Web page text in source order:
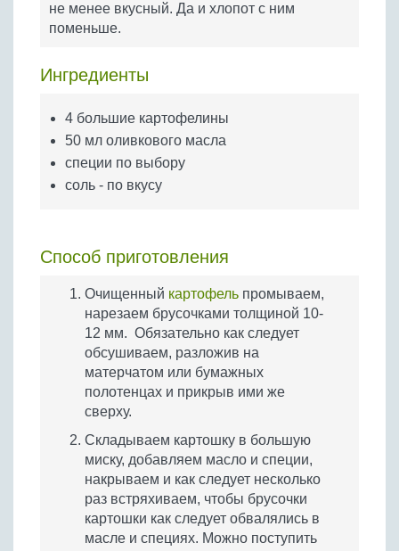
Бобовые
Яйца
не менее вкусный. Да и хлопот с ним
поменьше.
Ингредиенты
4 большие картофелины
50 мл оливкового масла
специи по выбору
соль - по вкусу
Способ приготовления
Очищенный картофель промываем,
нарезаем брусочками толщиной 10-
12 мм. Обязательно как следует
обсушиваем, разложив на
матерчатом или бумажных
полотенцах и прикрыв ими же
сверху.
Складываем картошку в большую
миску, добавляем масло и специи,
накрываем и как следует несколько
раз встряхиваем, чтобы брусочки
картошки как следует обвалялись в
масле и специях. Можно поступить